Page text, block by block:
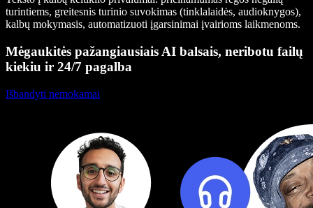
turintiems, greitesnis turinio suvokimas (tinklalaidės, audioknygos),
kalbų mokymasis, automatizuoti įgarsinimai įvairioms laikmenoms.
Mėgaukitės pažangiausiais AI balsais, neribotu failų
kiekiu ir 24/7 pagalba
Išbandyti nemokamai